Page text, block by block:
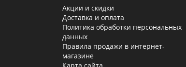
Акции и скидки
Доставка и оплата
Политика обработки персональных
данных
Правила продажи в интернет-
магазине